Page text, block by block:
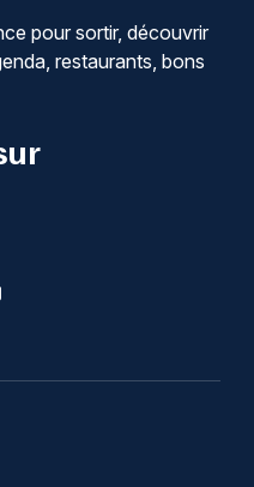
pour sortir, découvrir
restaurants, bons